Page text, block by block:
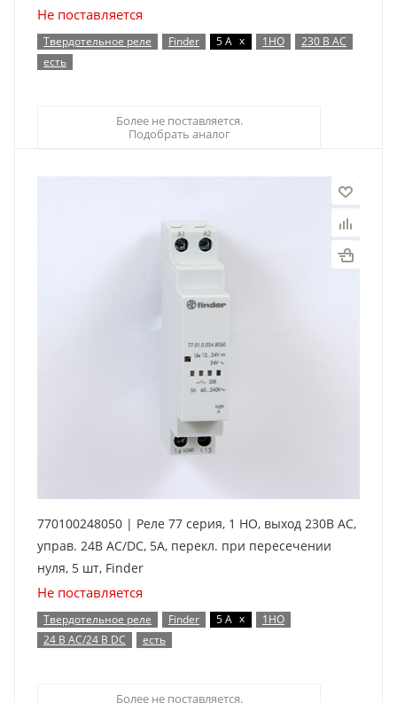
Не поставляется
Твердотельное реле Finder 5 А x 1НО
230 В AC
есть
Более не поставляется.
Подобрать аналог
770100248050 | Реле 77 серия, 1 НО, выход 230В AC,
управ. 24В AC/DC, 5А, перекл. при пересечении
нуля, 5 шт, Finder
Не поставляется
Твердотельное реле Finder 5 А x
1НО
24 В AC/24 В DC
есть
Более не поставляется.